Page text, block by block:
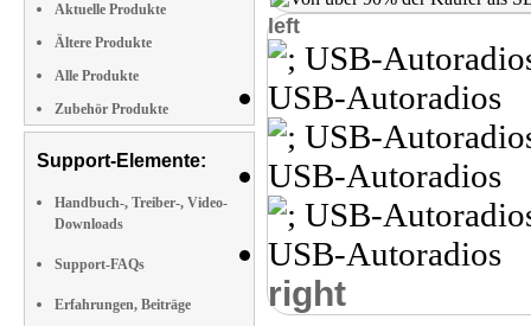
Aktuelle Produkte
Ältere Produkte
Alle Produkte
Zubehör Produkte
Support-Elemente:
Handbuch-, Treiber-, Video-
Downloads
Support-FAQs
Erfahrungen, Beiträge
left
right